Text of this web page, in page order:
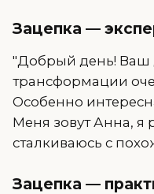
Зацепка —
"Добрый день! Ваш
трансформации
Особенно
Меня зовут Анна, я
сталкиваюсь с
Зацепка —